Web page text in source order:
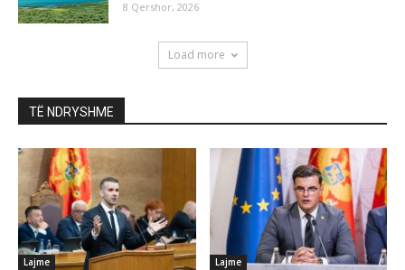
8 Qershor, 2026
Load more
TË NDRYSHME
Lajme Lajme